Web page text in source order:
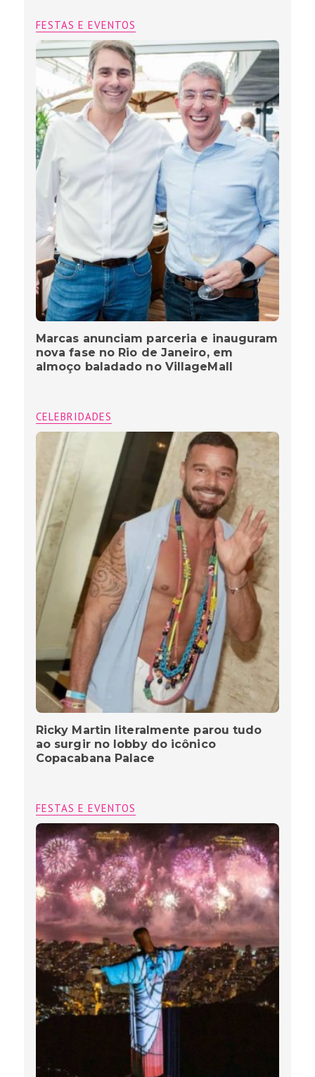
FESTAS E EVENTOS
Marcas anunciam parceria e inauguram
nova fase no Rio de Janeiro, em
almoço baladado no VillageMall
CELEBRIDADES
Ricky Martin literalmente parou tudo
ao surgir no lobby do icônico
Copacabana Palace
FESTAS E EVENTOS